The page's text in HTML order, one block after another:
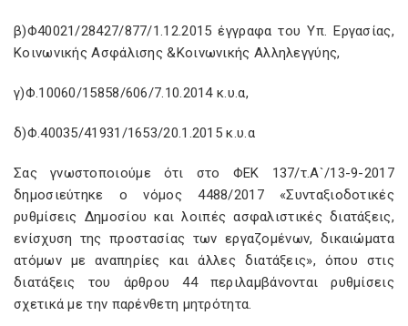
β)Φ40021/28427/877/1.12.2015 έγγραφα του Υπ. Εργασίας,
Κοινωνικής Ασφάλισης &Κοινωνικής Αλληλεγγύης,
γ)Φ.10060/15858/606/7.10.2014 κ.υ.α,
δ)Φ.40035/41931/1653/20.1.2015 κ.υ.α
Σας γνωστοποιούμε ότι στο ΦΕΚ 137/τ.Α`/13-9-2017
δημοσιεύτηκε ο νόμος 4488/2017 «Συνταξιοδοτικές
ρυθμίσεις Δημοσίου και λοιπές ασφαλιστικές διατάξεις,
ενίσχυση της προστασίας των εργαζομένων, δικαιώματα
ατόμων με αναπηρίες και άλλες διατάξεις», όπου στις
διατάξεις του άρθρου 44 περιλαμβάνονται ρυθμίσεις
σχετικά με την παρένθετη μητρότητα.